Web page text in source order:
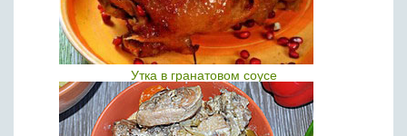
Утка в гранатовом соусе